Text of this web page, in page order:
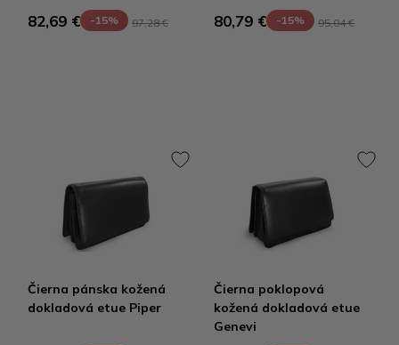
82,69 € -15% 97,28 € 80,79 € -15% 95,04 €
Čierna pánska kožená
dokladová etue Piper
Čierna poklopová
kožená dokladová etue
Genevi